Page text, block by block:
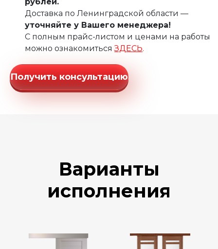
Доставка по Ленинградской области —
уточняйте у Вашего менеджера!
С полным прайс-листом и ценами на работы
можно ознакомитьсяЗДЕСЬ.
Получить консультацию
Варианты
исполнения